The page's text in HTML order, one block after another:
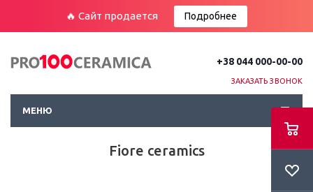
🔥 Сайт продается Подробнее
+38 044 000-00-00
ЗАКАЗАТЬ ЗВОНОК
МЕНЮ
Fiore ceramics